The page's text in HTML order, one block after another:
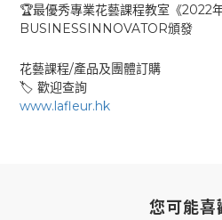
🏆最優秀專業花藝課程教室《2022
BUSINESSINNOVATOR頒發
花藝課程/產品及團體訂購
🏷 歡迎查詢
www.lafleur.hk
您可能喜